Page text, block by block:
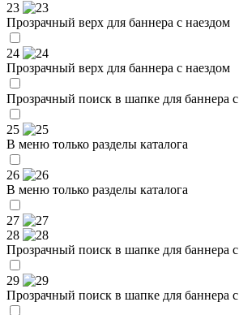
23
Прозрачный верх для баннера с наездом
24
Прозрачный верх для баннера с наездом
Прозрачный поиск в шапке для баннера
25
В меню только разделы каталога
26
В меню только разделы каталога
27
28
Прозрачный поиск в шапке для баннера
29
Прозрачный поиск в шапке для баннера